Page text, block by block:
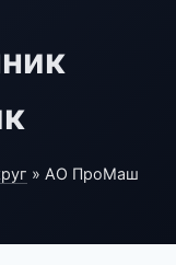
» АО ПроМаш